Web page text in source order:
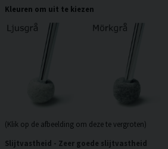
Kleuren om uit te kiezen
(Klik op de afbeelding om deze te vergroten)
Slijtvastheid - Zeer goede slijtvastheid